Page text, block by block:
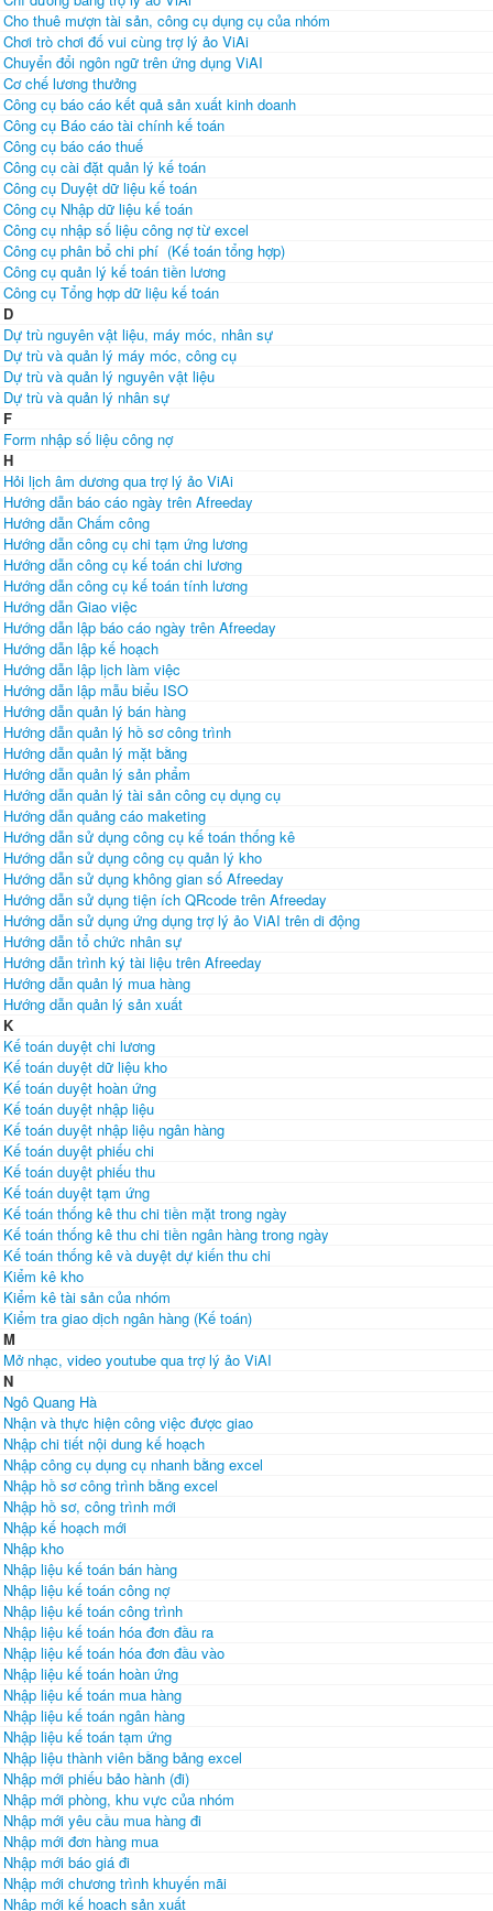
Cho thuê mượn tài sản, công cụ dụng cụ của nhóm
Chơi trò chơi đố vui cùng trợ lý ảo ViAi
Chuyển đổi ngôn ngữ trên ứng dụng ViAI
Cơ chế lương thưởng
Công cụ báo cáo kết quả sản xuất kinh doanh
Công cụ Báo cáo tài chính kế toán
Công cụ báo cáo thuế
Công cụ cài đặt quản lý kế toán
Công cụ Duyệt dữ liệu kế toán
Công cụ Nhập dữ liệu kế toán
Công cụ nhập số liệu công nợ từ excel
Công cụ phân bổ chi phí (Kế toán tổng hợp)
Công cụ quản lý kế toán tiền lương
Công cụ Tổng hợp dữ liệu kế toán
D
Dự trù nguyên vật liệu, máy móc, nhân sự
Dự trù và quản lý máy móc, công cụ
Dự trù và quản lý nguyên vật liệu
Dự trù và quản lý nhân sự
F
Form nhập số liệu công nợ
H
Hỏi lịch âm dương qua trợ lý ảo ViAi
Hướng dẫn báo cáo ngày trên Afreeday
Hướng dẫn Chấm công
Hướng dẫn công cụ chi tạm ứng lương
Hướng dẫn công cụ kế toán chi lương
Hướng dẫn công cụ kế toán tính lương
Hướng dẫn Giao việc
Hướng dẫn lập báo cáo ngày trên Afreeday
Hướng dẫn lập kế hoạch
Hướng dẫn lập lịch làm việc
Hướng dẫn lập mẫu biểu ISO
Hướng dẫn quản lý bán hàng
Hướng dẫn quản lý hồ sơ công trình
Hướng dẫn quản lý mặt bằng
Hướng dẫn quản lý sản phẩm
Hướng dẫn quản lý tài sản công cụ dụng cụ
Hướng dẫn quảng cáo maketing
Hướng dẫn sử dụng công cụ kế toán thống kê
Hướng dẫn sử dụng công cụ quản lý kho
Hướng dẫn sử dụng không gian số Afreeday
Hướng dẫn sử dụng tiện ích QRcode trên Afreeday
Hướng dẫn sử dụng ứng dụng trợ lý ảo ViAI trên di động
Hướng dẫn tổ chức nhân sự
Hướng dẫn trình ký tài liệu trên Afreeday
Hướng dẫn quản lý mua hàng
Hướng dẫn quản lý sản xuất
K
Kế toán duyệt chi lương
Kế toán duyệt dữ liệu kho
Kế toán duyệt hoàn ứng
Kế toán duyệt nhập liệu
Kế toán duyệt nhập liệu ngân hàng
Kế toán duyệt phiếu chi
Kế toán duyệt phiếu thu
Kế toán duyệt tạm ứng
Kế toán thống kê thu chi tiền mặt trong ngày
Kế toán thống kê thu chi tiền ngân hàng trong ngày
Kế toán thống kê và duyệt dự kiến thu chi
Kiểm kê kho
Kiểm kê tài sản của nhóm
Kiểm tra giao dịch ngân hàng (Kế toán)
M
Mở nhạc, video youtube qua trợ lý ảo ViAI
N
Ngô Quang Hà
Nhận và thực hiện công việc được giao
Nhập chi tiết nội dung kế hoạch
Nhập công cụ dụng cụ nhanh bằng excel
Nhập hồ sơ công trình bằng excel
Nhập hồ sơ, công trình mới
Nhập kế hoạch mới
Nhập kho
Nhập liệu kế toán bán hàng
Nhập liệu kế toán công nợ
Nhập liệu kế toán công trình
Nhập liệu kế toán hóa đơn đầu ra
Nhập liệu kế toán hóa đơn đầu vào
Nhập liệu kế toán hoàn ứng
Nhập liệu kế toán mua hàng
Nhập liệu kế toán ngân hàng
Nhập liệu kế toán tạm ứng
Nhập liệu thành viên bằng bảng excel
Nhập mới phiếu bảo hành (đi)
Nhập mới phòng, khu vực của nhóm
Nhập mới yêu cầu mua hàng đi
Nhập mới đơn hàng mua
Nhập mới báo giá đi
Nhập mới chương trình khuyến mãi
Nhập mới kế hoạch sản xuất